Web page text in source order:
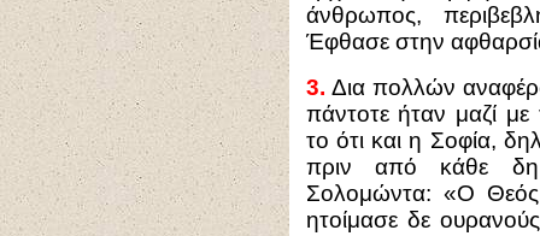
άνθρωπος,
Έφθασε στην
3. Δια πολλών
πάντοτε ήταν μαζί
το ότι και η Σοφία,
πριν από κάθε
Σολομώντα: «Ο Θεός
ητοίμασε δε